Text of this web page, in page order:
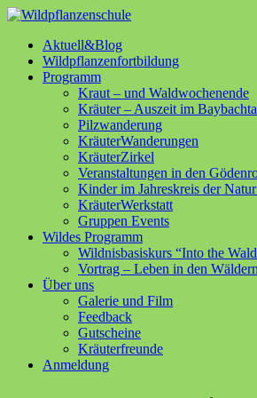
Aktuell&Blog
Wildpflanzenfortbildung
Programm
Kraut – und Waldwochenende
Kräuter – Auszeit im
Pilzwanderung
KräuterWanderungen
KräuterZirkel
Veranstaltungen in den
Kinder im Jahreskreis der
KräuterWerkstatt
Gruppen Events
Wildes Programm
Wildnisbasiskurs “Into the
Vortrag – Leben in den Wäldern
Über uns
Galerie und Film
Feedback
Gutscheine
Kräuterfreunde
Anmeldung